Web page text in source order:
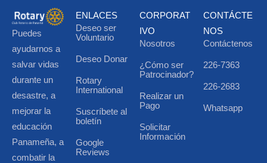
Puedes
ayudarnos a
salvar vidas
durante un
desastre, a
mejorar la
educación
Panameña, a
combatir la
ENLACES
Deseo ser
Voluntario
Deseo Donar
Rotary
International
Suscríbete al
boletín
Google
Reviews
CORPORAT
IVO
Nosotros
¿Cómo ser
Patrocinador?
Realizar un
Pago
Solicitar
Información
CONTÁCTE
NOS
Contáctenos
226-7363
226-2683
Whatsapp